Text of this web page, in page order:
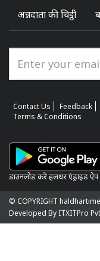
अन्नदाता की चिट्ठी
Contact Us Feedback
Terms & Conditions
डाउनलोड करें हलधर एंड्राइड ऐप
© COPYRIGHT
Developed By ITXITPro